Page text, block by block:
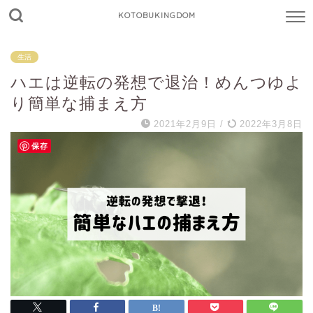
KOTOBUKINGDOM
生活
ハエは逆転の発想で退治！めんつゆよ
り簡単な捕まえ方
2021年2月9日 / 2022年3月8日
保存